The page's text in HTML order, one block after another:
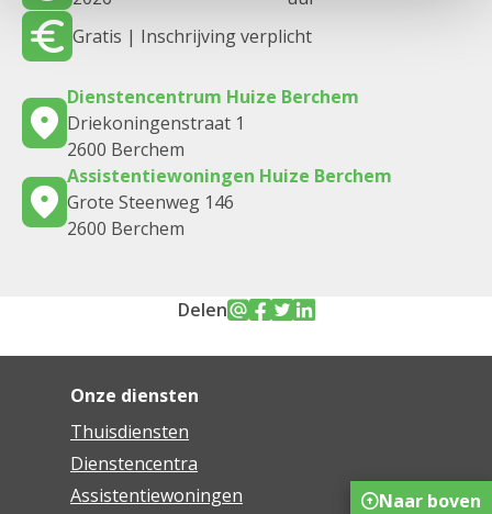
Gratis | Inschrijving verplicht
Dienstencentrum Huize Berchem
Driekoningenstraat 1
2600 Berchem
Assistentiewoningen Huize Berchem
Grote Steenweg 146
2600 Berchem
Delen
Onze diensten
Thuisdiensten
Dienstencentra
Assistentiewoningen
Naar boven